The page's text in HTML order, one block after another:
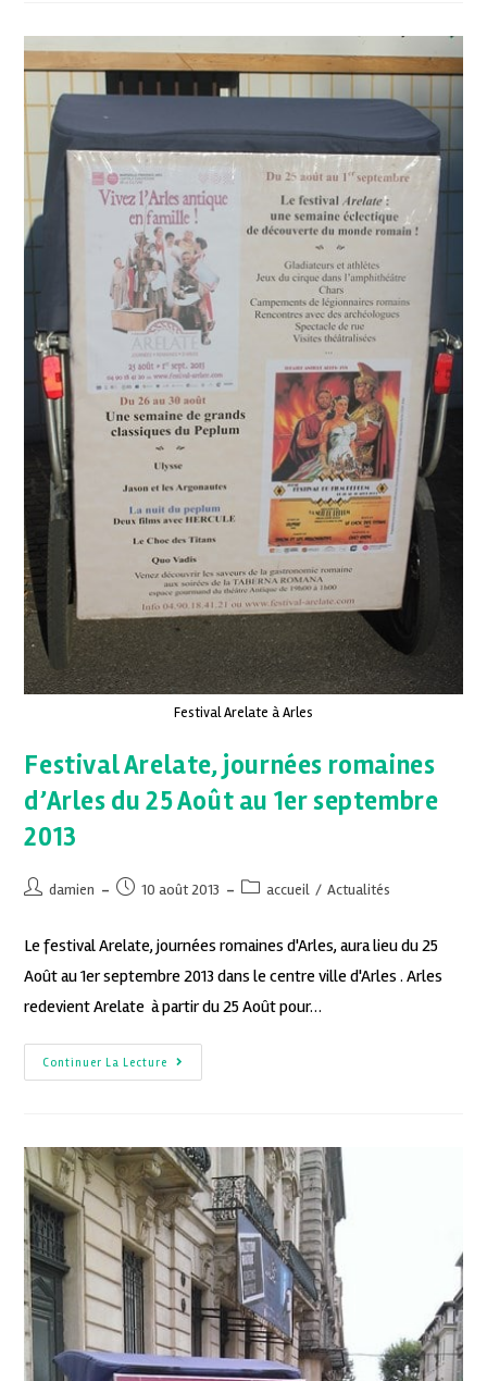
Festival Arelate à Arles
Festival Arelate, journées romaines
d’Arles du 25 Août au 1er septembre
2013
damien 10 août 2013 accueil / Actualités
Le festival Arelate, journées romaines d'Arles, aura lieu du 25
Août au 1er septembre 2013 dans le centre ville d'Arles . Arles
redevient Arelate à partir du 25 Août pour…
Continuer La Lecture